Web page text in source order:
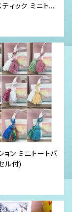
ク ミニトー
ウェット パイル
ョン ミニトートバ
ル付)